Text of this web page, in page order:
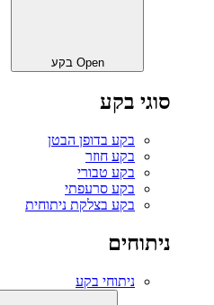
Open בקע
סוגי בקע
בקע בדופן הבטן
בקע חוזר
בקע טבורי
בקע סרעפתי
בקע בצלקת ניתוחית
ניתוחים
ניתוחי בקע